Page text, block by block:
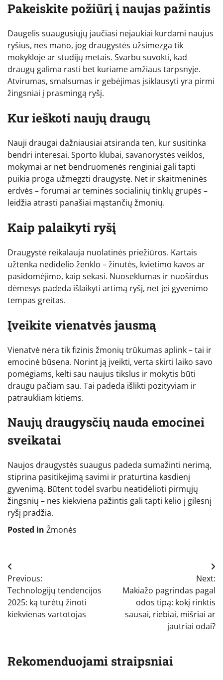
Pakeiskite požiūrį į naujas pažintis
Daugelis suaugusiųjų jaučiasi nejaukiai kurdami naujus
ryšius, nes mano, jog draugystės užsimezga tik
mokykloje ar studijų metais. Svarbu suvokti, kad
draugų galima rasti bet kuriame amžiaus tarpsnyje.
Atvirumas, smalsumas ir gebėjimas įsiklausyti yra pirmi
žingsniai į prasmingą ryšį.
Kur ieškoti naujų draugų
Nauji draugai dažniausiai atsiranda ten, kur susitinka
bendri interesai. Sporto klubai, savanorystės veiklos,
mokymai ar net bendruomenės renginiai gali tapti
puikia proga užmegzti draugystę. Net ir skaitmeninės
erdvės – forumai ar teminės socialinių tinklų grupės –
leidžia atrasti panašiai mąstančių žmonių.
Kaip palaikyti ryšį
Draugystė reikalauja nuolatinės priežiūros. Kartais
užtenka nedidelio ženklo – žinutės, kvietimo kavos ar
pasidomėjimo, kaip sekasi. Nuoseklumas ir nuoširdus
dėmesys padeda išlaikyti artimą ryšį, net jei gyvenimo
tempas greitas.
Įveikite vienatvės jausmą
Vienatvė nėra tik fizinis žmonių trūkumas aplink – tai ir
emocinė būsena. Norint ją įveikti, verta skirti laiko savo
pomėgiams, kelti sau naujus tikslus ir mokytis būti
draugu pačiam sau. Tai padeda išlikti pozityviam ir
patraukliam kitiems.
Naujų draugysčių nauda emocinei
sveikatai
Naujos draugystės suaugus padeda sumažinti nerimą,
stiprina pasitikėjimą savimi ir praturtina kasdienį
gyvenimą. Būtent todėl svarbu neatidėlioti pirmųjų
žingsnių – nes kiekviena pažintis gali tapti kelio į gilesnį
ryšį pradžia.
Posted in Žmonės
Navigacija
tarp
įrašų
Previous:
Technologijų tendencijos
2025: ką turėtų žinoti
kiekvienas vartotojas
Next:
Makiažo pagrindas pagal
odos tipą: kokį rinktis
sausai, riebiai, mišriai ar
jautriai odai?
Rekomenduojami straipsniai